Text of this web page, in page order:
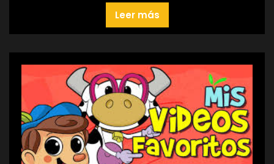
Leer más